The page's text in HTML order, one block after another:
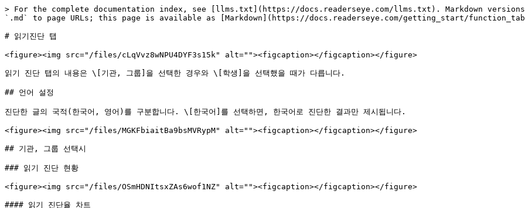
> For the complete documentation index, see [llms.txt](https://docs.readerseye.com/llms.txt). Markdown
`.md` to page URLs; this page is available as [Markdown](https://docs.readerseye.com/getting_start/
# 읽기진단 탭
<figure><img src="/files/cLqVvz8wNPU4DYF3s15k" alt=""><figcaption></figcaption></figure>
읽기 진단 탭의 내용은 \[기관, 그룹]을 선택한 경우와 \[학생]을 선택했을 때가 다릅니다.
## 언어 설정
진단한 글의 국적(한국어, 영어)를 구분합니다. \[한국어]를 선택하면, 한국어로 진단한 결과만 제시됩니다.
<figure><img src="/files/MGKFbiaitBa9bsMVRypM" alt=""><figcaption></figcaption></figure>
## 기관, 그룹 선택시
### 읽기 진단 현황
<figure><img src="/files/OSmHDNItsxZAs6wof1NZ" alt=""><figcaption></figcaption></figure>
#### 읽기 진단율 차트